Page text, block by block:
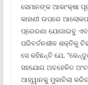
ସେମାନଙ୍କ ଆକାଂକ୍ଷା
କାହାଣୀ ଉପରେ
ପ୍ରେରଣା ଯୋଗାଇବୁ
ପରିବର୍ତନଶୀଳ ଶକ୍ତିକୁ
ସେ କହିଛନ୍ତି ଯେ,
ସହଯୋଗ ଅବହେଳିତ
ଆହ୍ୱାନକୁ ମୁକାବିଲା